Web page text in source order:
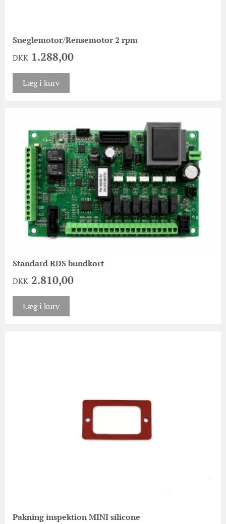
Sneglemotor/Rensemotor 2 rpm
DKK 1.288,00
Læg i kurv
Standard RDS bundkort
DKK 2.810,00
Læg i kurv
Pakning inspektion MINI silicone